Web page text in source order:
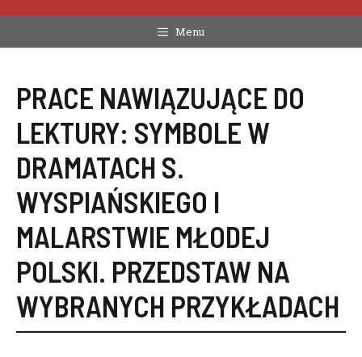
Menu
PRACE NAWIĄZUJĄCE DO
LEKTURY: SYMBOLE W
DRAMATACH S.
WYSPIAŃSKIEGO I
MALARSTWIE MŁODEJ
POLSKI. PRZEDSTAW NA
WYBRANYCH PRZYKŁADACH